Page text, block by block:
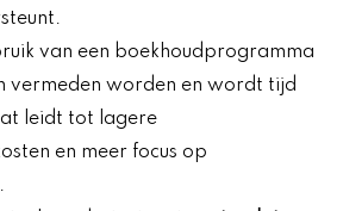
van een boekhoudprogramma
vermeden worden en wordt tijd
leidt tot lagere
en meer focus op